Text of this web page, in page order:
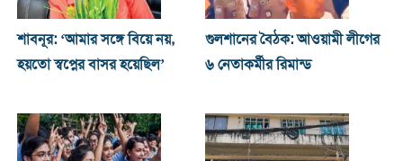
শাবনূর: ‘আমার সঙ্গে বিয়ে নয়,
হয়তো স্বপ্নের বাসর হয়েছিল’
গুলশানের বৈঠক: আওয়ামী লীগের
৬ নেতাকর্মীর রিমান্ড